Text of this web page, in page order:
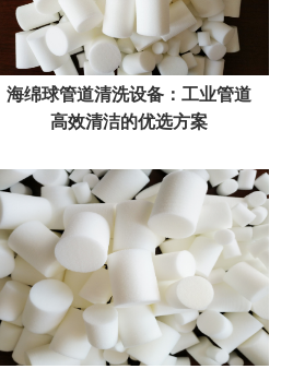
海绵球管道清洗设备：工业管道
高效清洁的优选方案